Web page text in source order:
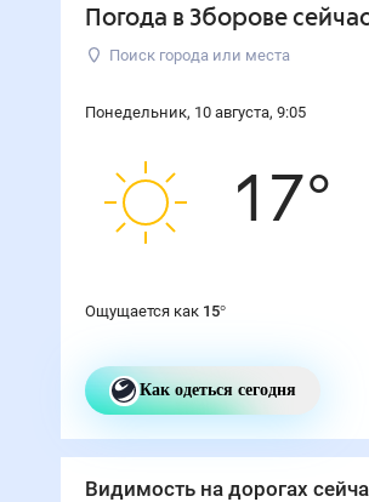
Погода в Зборовесейчас
Поиск города или места
Понедельник, 10 августа, 9:05
17°
Ощущается как 15°
Как одеться сегодня
Видимость на дорогах